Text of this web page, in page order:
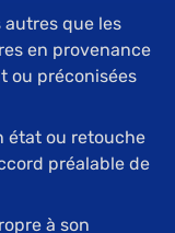
autres que les
en provenance
ou préconisées
état ou retouche
préalable de
à son